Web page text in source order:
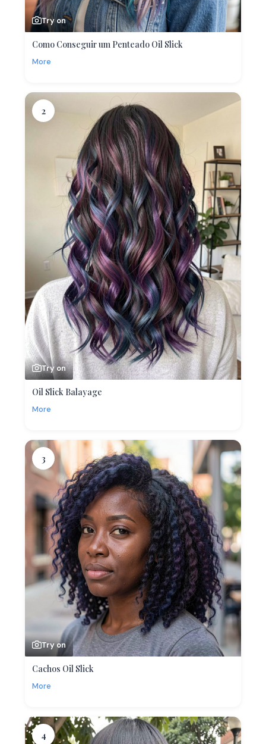
Try on
Como Conseguir um Penteado Oil Slick
More
2
Try on
Oil Slick Balayage
More
3
Try on
Cachos Oil Slick
More
4